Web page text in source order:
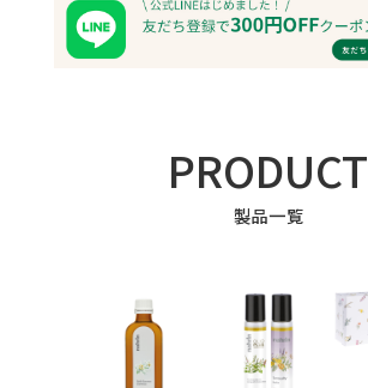
PRODUCT
製品一覧